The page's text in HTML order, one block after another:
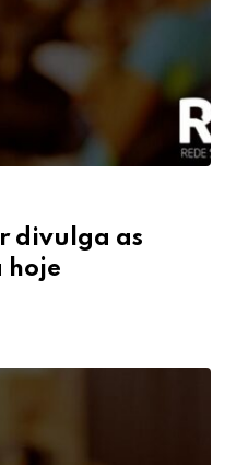
divulga as
hoje